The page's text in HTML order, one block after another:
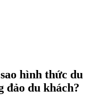
hình thức du
đảo du khách?